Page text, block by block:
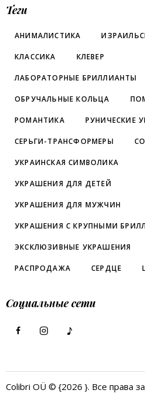
Теги
АНИМАЛИСТИКА
КЛАССИКА КЛЕВЕР
ЛАБОРАТОРНЫЕ БРИЛЛИАНТЫ
ОБРУЧАЛЬНЫЕ КОЛЬЦА
РОМАНТИКА РУНИЧЕСКИЕ
СЕРЬГИ-ТРАНСФОРМЕРЫ
УКРАИНСКАЯ СИМВОЛИКА
УКРАШЕНИЯ ДЛЯ ДЕТЕЙ
УКРАШЕНИЯ ДЛЯ МУЖЧИН
УКРАШЕНИЯ С КРУПНЫМИ
ЭКСКЛЮЗИВНЫЕ УКРАШЕНИЯ
РАСПРОДАЖА СЕРДЦЕ
Социальные сети
Colibri OÜ © {2026 }. Все права